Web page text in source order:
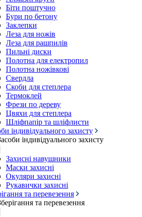
Біти поштучно
Бури по бетону
Заклепки
Леза для ножів
Леза для рашпилів
Пильні диски
Полотна для електропил
Полотна ножівкові
Свердла
Скоби для степлера
Термоклей
Фрези по дереву
Цвяхи для степлера
Шліфпапір та шліфлисти
індивідуального захисту
індивідуального захисту
Захисні навушники
Маски захисні
Окуляри захисні
Рукавички захисні
та перевезення
та перевезення